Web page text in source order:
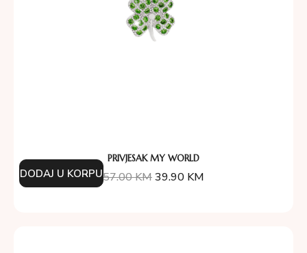
PRIVJESAK MY WORLD
57.00KM39.90 KM
DODAJ U KORPU